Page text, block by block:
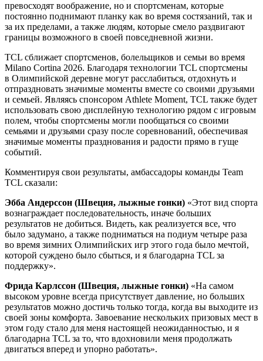
превосходят воображение, но и спортсменам, которые
постоянно поднимают планку как во время состязаний, так и
за их пределами, а также людям, которые смело раздвигают
границы возможного в своей повседневной жизни.
TCL сближает спортсменов, болельщиков и семьи во время
Milano Cortina 2026. Благодаря технологии TCL спортсмены
в Олимпийской деревне могут расслабиться, отдохнуть и
отпраздновать значимые моменты вместе со своими друзьями
и семьей. Являясь спонсором Athlete Moment, TCL также будет
использовать свою дисплейную технологию рядом с игровым
полем, чтобы спортсмены могли пообщаться со своими
семьями и друзьями сразу после соревнований, обеспечивая
значимые моменты празднования и радости прямо в гуще
событий.
Комментируя свои результаты, амбассадоры команды Team
TCL сказали:
Эбба Андерссон (Швеция, лыжные гонки) «Этот вид спорта
вознаграждает последовательность, иначе больших
результатов не добиться. Видеть, как реализуется все, что
было задумано, а также подниматься на подиум четыре раза
во время зимних Олимпийских игр этого года было мечтой,
которой суждено было сбыться, и я благодарна TCL за
поддержку».
Фрида Карлссон (Швеция, лыжные гонки) «На самом
высоком уровне всегда присутствует давление, но больших
результатов можно достичь только тогда, когда вы выходите из
своей зоны комфорта. Завоевание нескольких призовых мест в
этом году стало для меня настоящей неожиданностью, и я
благодарна TCL за то, что вдохновили меня продолжать
двигаться вперед и упорно работать».